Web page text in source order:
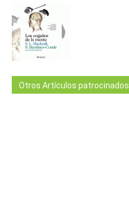
Otros Artículos patrocinados